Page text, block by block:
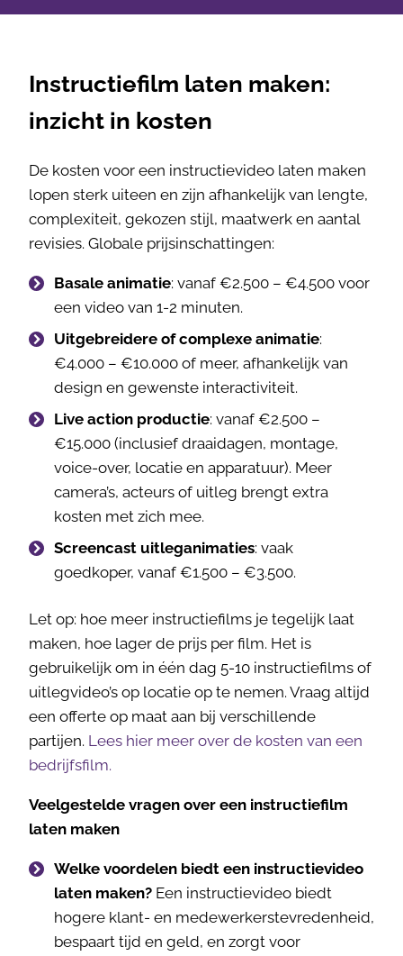
Instructiefilm laten maken:
inzicht in kosten
De kosten voor een instructievideo laten maken
lopen sterk uiteen en zijn afhankelijk van lengte,
complexiteit, gekozen stijl, maatwerk en aantal
revisies. Globale prijsinschattingen:
Basale animatie: vanaf €2.500 – €4.500 voor
een video van 1-2 minuten.
Uitgebreidere of complexe animatie:
€4.000 – €10.000 of meer, afhankelijk van
design en gewenste interactiviteit.
Live action productie: vanaf €2.500 –
€15.000 (inclusief draaidagen, montage,
voice-over, locatie en apparatuur). Meer
camera’s, acteurs of uitleg brengt extra
kosten met zich mee.
Screencast uitleganimaties: vaak
goedkoper, vanaf €1.500 – €3.500.
Let op: hoe meer instructiefilms je tegelijk laat
maken, hoe lager de prijs per film. Het is
gebruikelijk om in één dag 5-10 instructiefilms of
uitlegvideo’s op locatie op te nemen. Vraag altijd
een offerte op maat aan bij verschillende
partijen. Lees hier meer over de kosten van een
bedrijfsfilm.
Veelgestelde vragen over een instructiefilm
laten maken
Welke voordelen biedt een instructievideo
laten maken? Een instructievideo biedt
hogere klant- en medewerkerstevredenheid,
bespaart tijd en geld, en zorgt voor